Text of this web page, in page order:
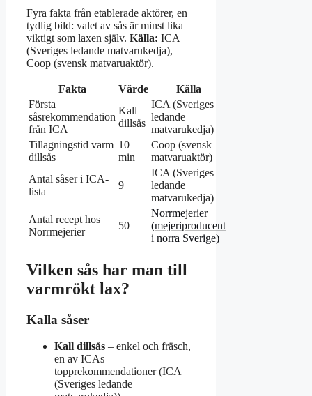
Fyra fakta från etablerade aktörer, en
tydlig bild: valet av sås är minst lika
viktigt som laxen själv. Källa: ICA
(Sveriges ledande matvarukedja),
Coop (svensk matvaruaktör).
Fakta Värde
Källa
Första
såsrekommendation
från ICA
Kall
dillsås
ICA (Sveriges
ledande
matvarukedja)
Tillagningstid varm
dillsås
10
min
Coop (svensk
matvaruaktör)
Antal såser i ICA-
lista
9
ICA (Sveriges
ledande
matvarukedja)
Antal recept hos
Norrmejerier
50
Norrmejerier
(mejeriproducent
i norra Sverige)
Vilken sås har man till
varmrökt lax?
Kalla såser
Kall dillsås – enkel och fräsch,
en av ICAs
topprekommendationer (ICA
(Sveriges ledande